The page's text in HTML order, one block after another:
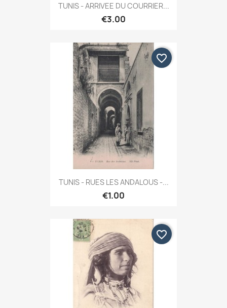
TUNIS - ARRIVEE DU COURRIER...
€3.00
TUNIS - RUES LES ANDALOUS -...
€1.00
favorite_border
favorite_border